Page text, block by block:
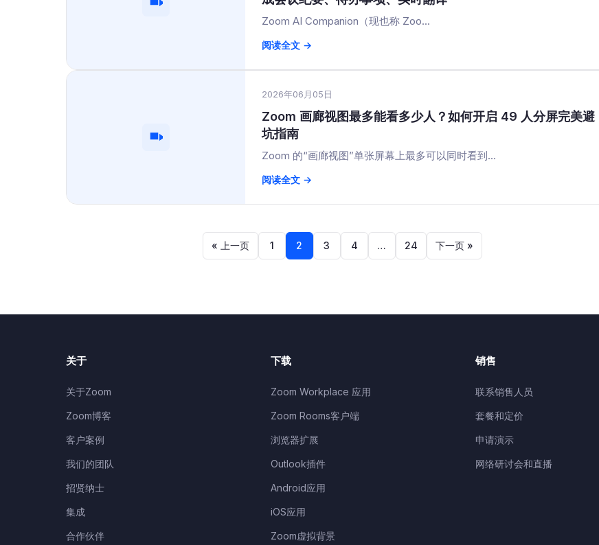
Zoom AI Companion（现也称 Zoo...
阅读全文 →
2026年06月05日
Zoom 画廊视图最多能看多少人？如何开启 49 人分屏完美避
坑指南
Zoom 的“画廊视图”单张屏幕上最多可以同时看到...
阅读全文 →
« 上一页 1 2 3 4 … 24 下一页 »
关于
关于Zoom
Zoom博客
客户案例
我们的团队
招贤纳士
集成
合作伙伴
下载
Zoom Workplace 应用
Zoom Rooms客户端
浏览器扩展
Outlook插件
Android应用
iOS应用
Zoom虚拟背景
销售
联系销售人员
套餐和定价
申请演示
网络研讨会和直播